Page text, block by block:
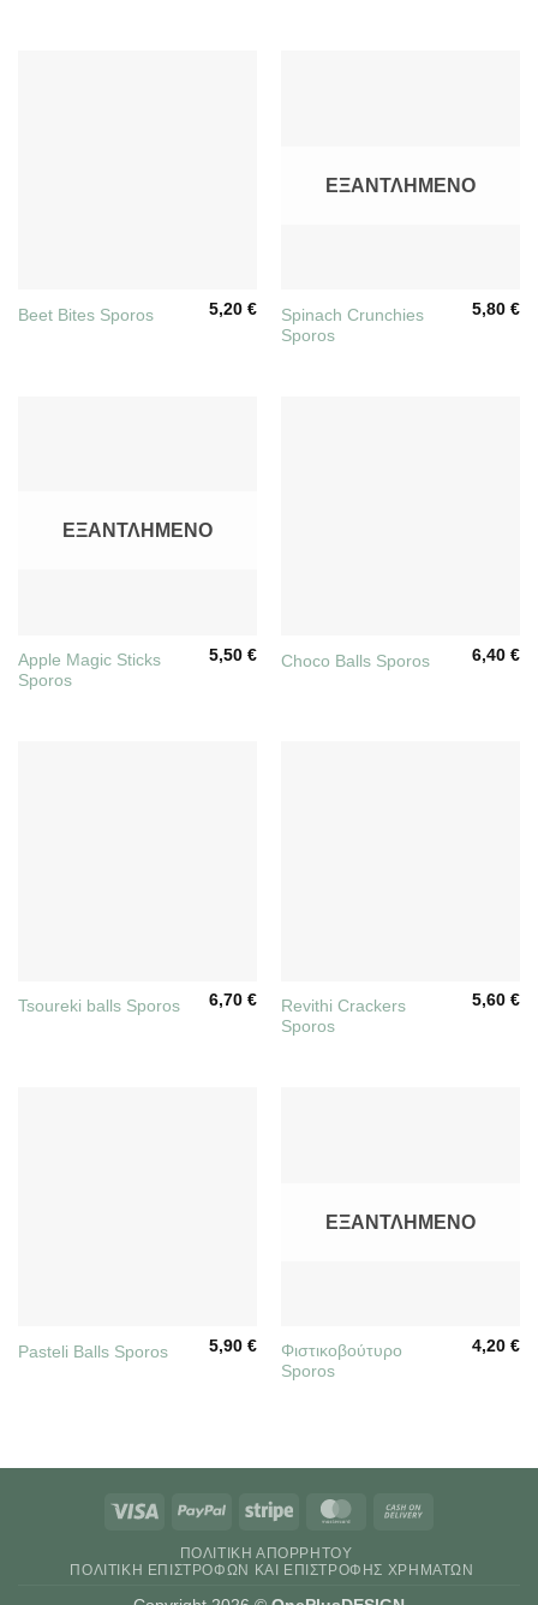
Beet Bites Sporos 5,20€
ΕΞΑΝΤΛΗΜΈΝΟ
Spinach Crunchies
Sporos
5,80€
ΕΞΑΝΤΛΗΜΈΝΟ
Apple Magic Sticks
Sporos
5,50€ Choco Balls Sporos 6,40€
Tsoureki balls Sporos 6,70€
Revithi Crackers
Sporos
5,60€
Pasteli Balls Sporos 5,90€
ΕΞΑΝΤΛΗΜΈΝΟ
Φιστικοβούτυρο
Sporos
4,20€
Visa PayPal Stripe MasterCard
Delivery
ΠΟΛΙΤΙΚΉ ΑΠΟΡΡΉΤΟΥ
ΠΟΛΙΤΙΚΉ ΕΠΙΣΤΡΟΦΏΝ ΚΑΙ ΕΠΙΣΤΡΟΦΉΣ ΧΡΗΜΆΤΩΝ